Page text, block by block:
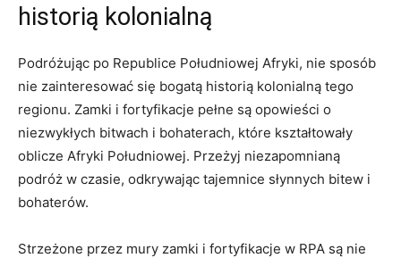
historią kolonialną
Podróżując po Republice Południowej ⁤Afryki, nie sposób
nie zainteresować się bogatą historią kolonialną tego
regionu. Zamki i ​fortyfikacje pełne są opowieści ​o
niezwykłych bitwach​ i bohaterach,‌ które⁤ kształtowały
oblicze⁢ Afryki Południowej. Przeżyj niezapomnianą
podróż w czasie, odkrywając tajemnice ​słynnych bitew i
bohaterów.
Strzeżone przez mury zamki‍ i fortyfikacje w RPA ​są nie